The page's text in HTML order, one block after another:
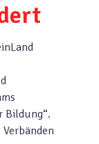
Bildung“.